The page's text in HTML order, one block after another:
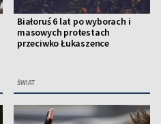
Białoruś 6 lat po wyborach i
masowych protestach
przeciwko Łukaszence
ŚWIAT